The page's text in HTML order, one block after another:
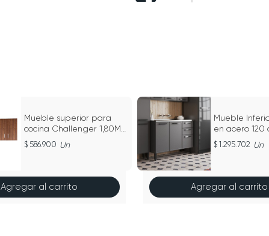
Mueble superior para
cocina Challenger 1,80M
NOLA - SA 31180 MA
586.900 Un
Agregar al carrito
Mueble
en acero 120
Lavaplatos
1.295.702 Un
Agregar al carrito